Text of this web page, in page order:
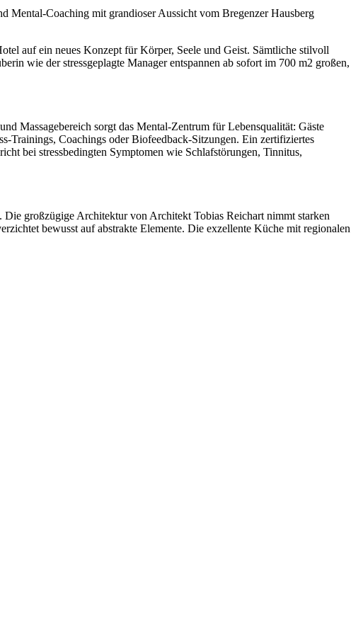
Coaching mit grandioser Aussicht vom Bregenzer Hausberg
auf ein neues Konzept für Körper, Seele und Geist. Sämtliche stilvoll
wie der stressgeplagte Manager entspannen ab sofort im 700 m2 großen,
Massagebereich sorgt das Mental-Zentrum für Lebensqualität: Gäste
Trainings, Coachings oder Biofeedback-Sitzungen. Ein zertifiziertes
bei stressbedingten Symptomen wie Schlafstörungen, Tinnitus,
Die großzügige Architektur von Architekt Tobias Reichart nimmt starken
bewusst auf abstrakte Elemente. Die exzellente Küche mit regionalen